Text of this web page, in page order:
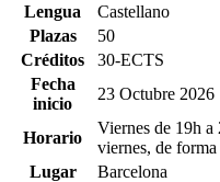
Lengua
Castellano
Plazas
50
Créditos
30-ECTS
Fecha
inicio
23 Octubre 2026
Horario
Viernes de 19h a
viernes, de
Lugar
Barcelona